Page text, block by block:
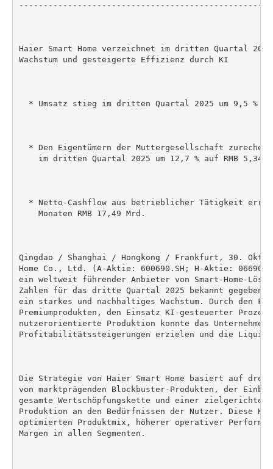
Haier Smart Home verzeichnet im dritten Quartal
Wachstum und gesteigerte Effizienz durch KI
* Umsatz stieg im dritten Quartal 2025 um 9,5 %
* Den Eigentümern der Muttergesellschaft
im dritten Quartal 2025 um 12,7 % auf RMB 5,34
* Netto-Cashflow aus betrieblicher Tätigkeit
    Monaten RMB 17,49 Mrd.
Qingdao / Shanghai / Hongkong / Frankfurt, 30.
Home Co., Ltd. (A-Aktie: 600690.SH; H-Aktie: 06690.
ein weltweit führender Anbieter von Smart-Home-
Zahlen für das dritte Quartal 2025 bekannt gegeben
ein starkes und nachhaltiges Wachstum. Durch den
Premiumprodukten, den Einsatz KI-gesteuerter
nutzerorientierte Produktion konnte das Unternehmen
Profitabilitätssteigerungen erzielen und die
Die Strategie von Haier Smart Home basiert auf drei
von marktprägenden Blockbuster-Produkten, der
gesamte Wertschöpfungskette und einer
Produktion an den Bedürfnissen der Nutzer. Diese
optimierten Produktmix, höherer operativer
Margen in allen Segmenten.